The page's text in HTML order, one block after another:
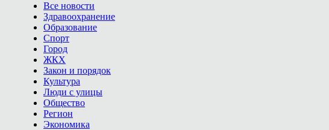
Все новости
Здравоохранение
Образование
Спорт
Город
ЖКХ
Закон и порядок
Культура
Люди с улицы
Общество
Регион
Экономика